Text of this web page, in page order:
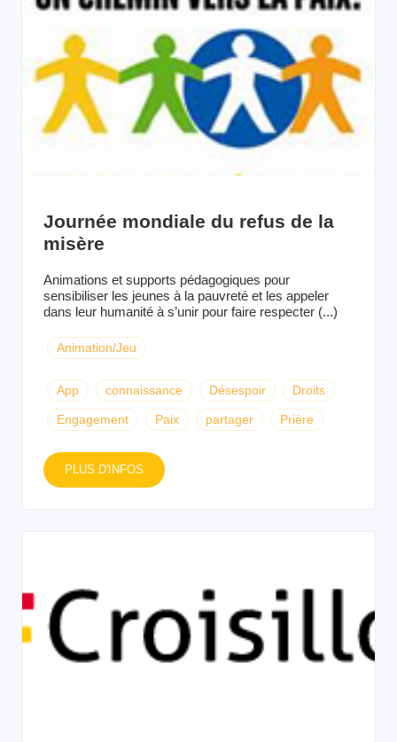
Journée mondiale du refus de la
misère
Animations et supports pédagogiques pour
sensibiliser les jeunes à la pauvreté et les appeler
dans leur humanité à s’unir pour faire respecter (...)
Animation/Jeu
App connaissance Désespoir Droits
Engagement Paix partager Prière
PLUS D'INFOS